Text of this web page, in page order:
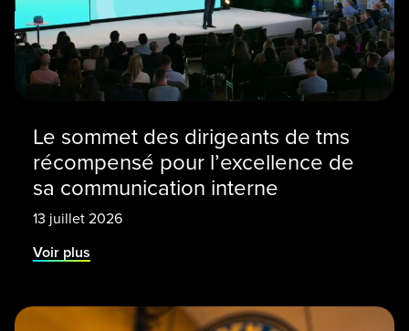
Le sommet des dirigeants de tms
récompensé pour l’excellence de
sa communication interne
13 juillet 2026
Voir plus